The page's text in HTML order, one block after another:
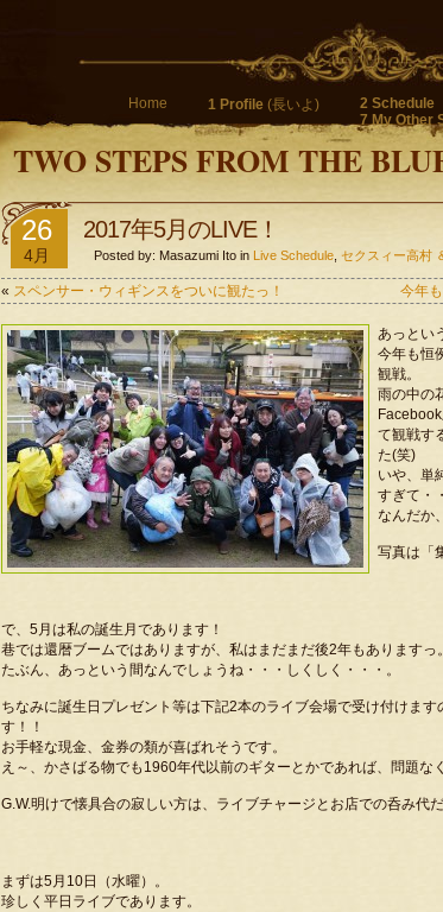
Home 1 Profile (長いよ) 2 Schedule
7 My Other
TWO STEPS FROM THE
26
4月
2017年5月のLIVE！
Posted by: Masazumi Ito in Live Schedule セクスィー高村
« スペンサー・ウィギンスをついに観たっ！ 今年
あっとい
今年も恒
観戦。
雨の中の
て観戦す
た(笑)
いや、単
すぎて・
なんだか
写真は「
で、5月は私の誕生月であります！
巷では還暦ブームではありますが、私はまだまだ後2年もありますっ。
たぶん、あっという間なんでしょうね・・・しくしく・・・。
ちなみに誕生日プレゼント等は下記2本のライブ会場で受け付けま
す！！
お手軽な現金、金券の類が喜ばれそうです。
え～、かさばる物でも1960年代以前のギターとかであれば、問題な
G.W.明けで懐具合の寂しい方は、ライブチャージとお店での呑み代
まずは5月10日（水曜）。
珍しく平日ライブであります。